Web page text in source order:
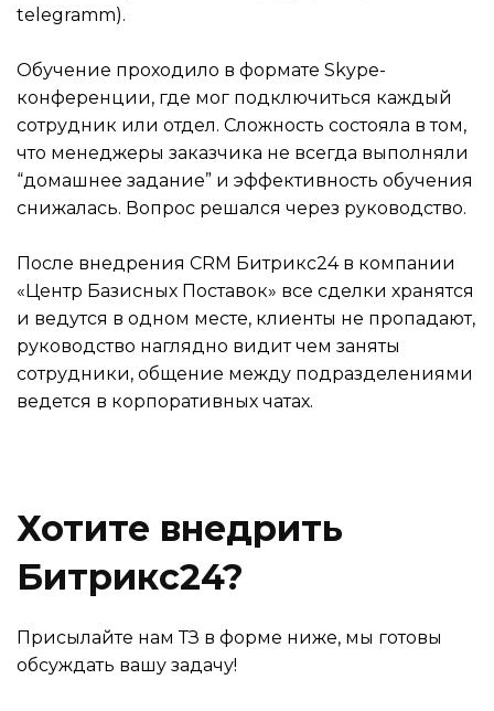
telegramm).
Обучение проходило в формате Skype-
конференции, где мог подключиться каждый
сотрудник или отдел. Сложность состояла в том,
что менеджеры заказчика не всегда выполняли
“домашнее задание” и эффективность обучения
снижалась. Вопрос решался через руководство.
После внедрения CRM Битрикс24 в компании
«Центр Базисных Поставок» все сделки хранятся
и ведутся в одном месте, клиенты не пропадают,
руководство наглядно видит чем заняты
сотрудники, общение между подразделениями
ведется в корпоративных чатах.
Хотите внедрить
Битрикс24?
Присылайте нам ТЗ в форме ниже, мы готовы
обсуждать вашу задачу!